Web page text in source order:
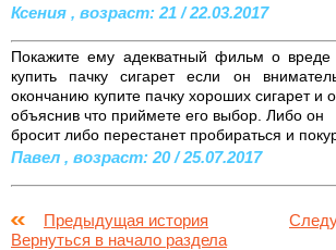
Ксения , возраст: 21 / 22.03.2017
Покажите ему адекватный фильм о
купить пачку сигарет если он
окончанию купите пачку хороших сигарет и
объяснив что приймете его выбор. Либо он
бросит либо перестанет пробираться и
Павел , возраст: 20 / 25.07.2017
Предыдущая история
Вернуться в начало раздела